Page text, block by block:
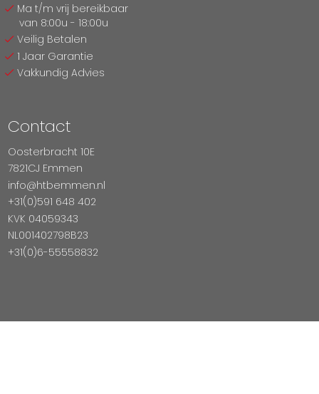
Ma t/m vrij bereikbaar
van 8:00u - 18:00u
Veilig Betalen
1 Jaar Garantie
Vakkundig Advies
Contact
Oosterbracht 10E
7821CJ Emmen
info@htbemmen.nl
+31(0)591 648 402
KVK 04059343
NL001402798B23
+31(0)6-55558832